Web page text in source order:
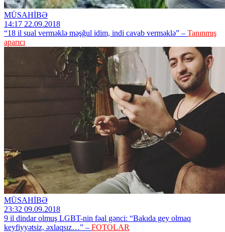
MÜSAHİBƏ
14:17 22.09.2018
“18 il sual verməklə məşğul idim, indi cavab verməklə” – Tanınmış
aparıcı
MÜSAHİBƏ
23:32 09.09.2018
9 il dindar olmuş LGBT-nin fəal gənci: “Bakıda gey olmaq
keyfiyyətsiz, əxlaqsız…” – FOTOLAR